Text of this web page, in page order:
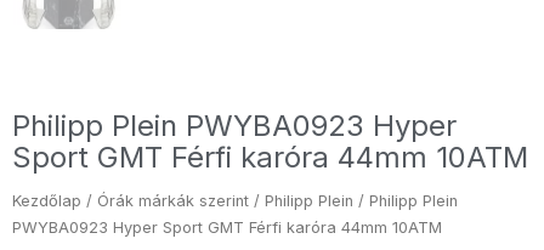
Philipp Plein PWYBA0923 Hyper
Sport GMT Férfi karóra 44mm 10ATM
Kezdőlap / Órák márkák szerint / Philipp Plein / Philipp Plein
PWYBA0923 Hyper Sport GMT Férfi karóra 44mm 10ATM